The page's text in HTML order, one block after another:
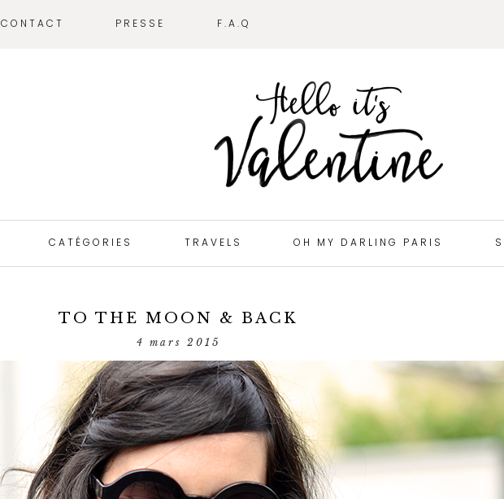
CONTACT PRESSE F.A.Q
CATÉGORIES TRAVELS OH MY DARLING PARIS
TO THE MOON & BACK
4 mars 2015